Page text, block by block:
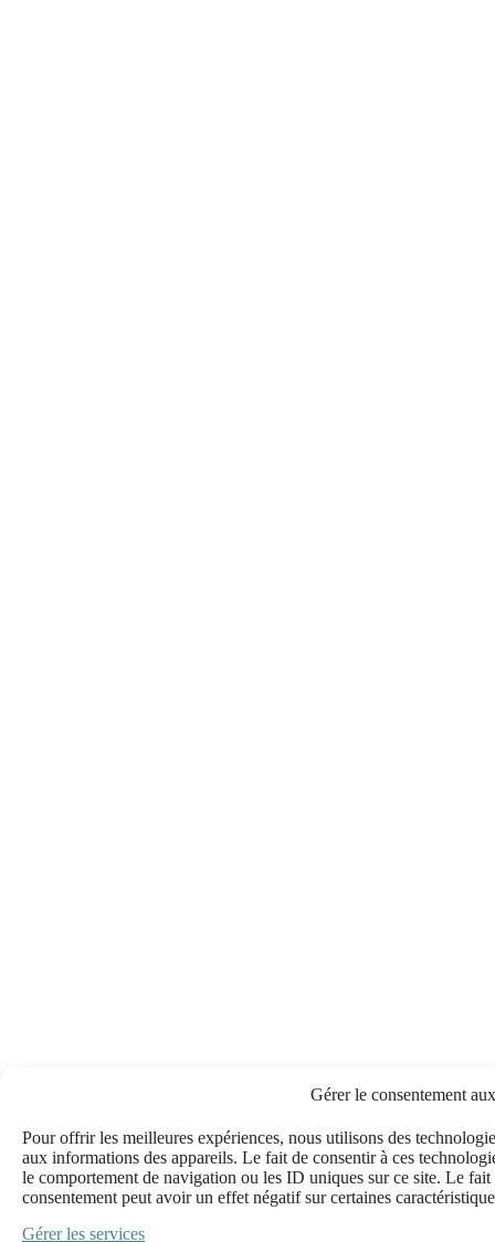
Gérer le consentement
Pour offrir les meilleures expériences, nous utilisons des
aux informations des appareils. Le fait de consentir à ces
le comportement de navigation ou les ID uniques sur ce site. Le
consentement peut avoir un effet négatif sur certaines
Gérer les services